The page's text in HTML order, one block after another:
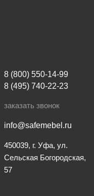
8 (800) 550-14-99
8 (495) 740-22-23
заказать звонок
info@safemebel.ru
450039, г. Уфа, ул.
Сельская Богородская,
57